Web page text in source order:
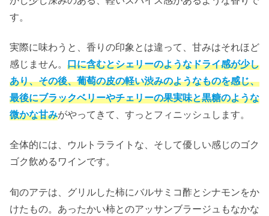
す。
実際に味わうと、香りの印象とは違って、甘みはそれほど
感じません。 口に含むとシェリーのようなドライ感が少し
あり、その後、葡萄の皮の軽い渋みのようなものを感じ、
最後にブラックベリーやチェリーの果実味と黒糖のような
微かな甘みがやってきて、すっとフィニッシュします。
全体的には、ウルトラライトな、そして優しい感じのゴク
ゴク飲めるワインです。
旬のアテは、グリルした柿にバルサミコ酢とシナモンをか
けたもの。あったかい柿とのアッサンブラージュもなかな